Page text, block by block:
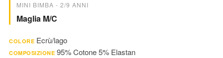
MINI BIMBA - 2/9 ANNI
Maglia M/c
COLORE Ecrù/lago
COMPOSIZIONE 95% Cotone 5% Elastan